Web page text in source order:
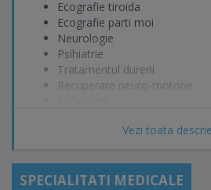
Vezi toata
Ecografie tiroida
Ecografie parti moi
Neurologie
Psihiatrie
Tratamentul durerii
Recuperare neuro-motorie
sitemul vascular al mambrelor
SPECIALITATI MEDICALE